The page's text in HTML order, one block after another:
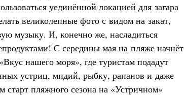
уединённой локацией для загара
великолепные фото с видом на закат,
музыку. И, конечно же, насладиться
С середины мая на пляже начнёт
нашего моря», где туристам подадут
устриц, мидий, рыбку, рапанов и даже
старт пляжного сезона на «Устричном»